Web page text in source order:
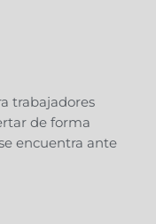
trabajadores
de forma
encuentra ante